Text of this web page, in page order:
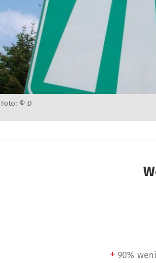
Foto: © D